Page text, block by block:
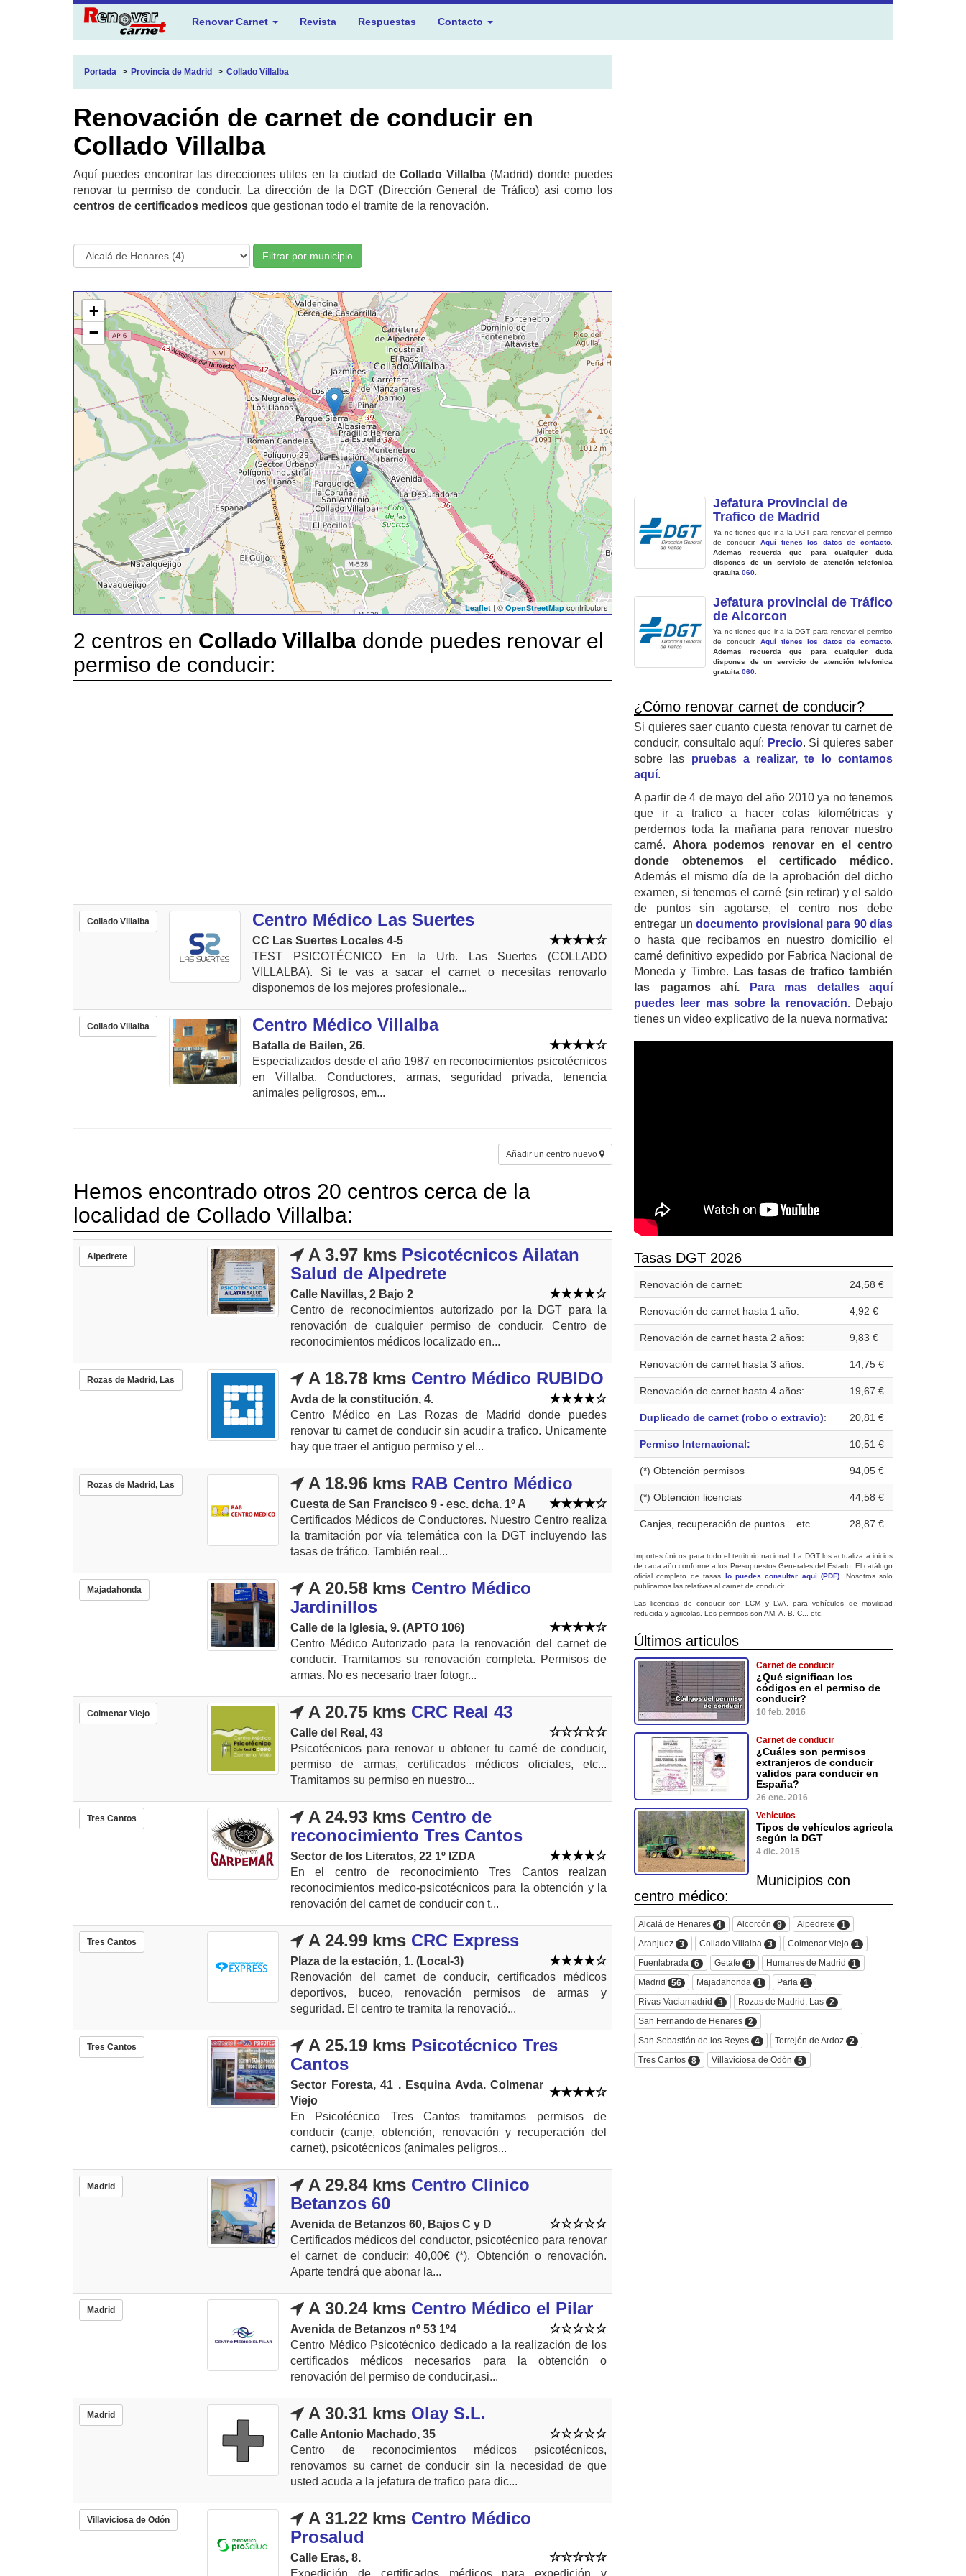
Renovar Carnet Revista Respuestas Contacto
Portada Provincia de Madrid Collado Villalba
Renovación de carnet de conducir en
Collado Villalba
Aquí puedes encontrar las direcciones utiles en la ciudad de Collado Villalba (Madrid) donde puedes
renovar tu permiso de conducir. La dirección de la DGT (Dirección General de Tráfico) asi como los
centros de certificados medicos que gestionan todo el tramite de la renovación.
Filtrar por municipio
+
−
Leaflet | © OpenStreetMap contributors
2 centros en Collado Villalba donde puedes renovar el
permiso de conducir:
Collado Villalba Centro Médico Las Suertes
CC Las Suertes Locales 4-5
TEST PSICOTÉCNICO En la Urb. Las Suertes (COLLADO
VILLALBA). Si te vas a sacar el carnet o necesitas renovarlo
disponemos de los mejores profesionale...
Collado Villalba Centro Médico Villalba
Batalla de Bailen, 26.
Especializados desde el año 1987 en reconocimientos psicotécnicos
en Villalba. Conductores, armas, seguridad privada, tenencia
animales peligrosos, em...
Añadir un centro nuevo
Hemos encontrado otros 20 centros cerca de la
localidad de Collado Villalba:
Alpedrete A 3.97 kms Psicotécnicos Ailatan
Salud de Alpedrete
Calle Navillas, 2 Bajo 2
Centro de reconocimientos autorizado por la DGT para la
renovación de cualquier permiso de conducir. Centro de
reconocimientos médicos localizado en...
Rozas de Madrid, Las A 18.78 kms Centro Médico RUBIDO
Avda de la constitución, 4.
Centro Médico en Las Rozas de Madrid donde puedes
renovar tu carnet de conducir sin acudir a trafico. Unicamente
hay que traer el antiguo permiso y el...
Rozas de Madrid, Las A 18.96 kms RAB Centro Médico
Cuesta de San Francisco 9 - esc. dcha. 1º A
Certificados Médicos de Conductores. Nuestro Centro realiza
la tramitación por vía telemática con la DGT incluyendo las
tasas de tráfico. También real...
Majadahonda A 20.58 kms Centro Médico
Jardinillos
Calle de la Iglesia, 9. (APTO 106)
Centro Médico Autorizado para la renovación del carnet de
conducir. Tramitamos su renovación completa. Permisos de
armas. No es necesario traer fotogr...
Colmenar Viejo A 20.75 kms CRC Real 43
Calle del Real, 43
Psicotécnicos para renovar u obtener tu carné de conducir,
permiso de armas, certificados médicos oficiales, etc...
Tramitamos su permiso en nuestro...
Tres Cantos A 24.93 kms Centro de
reconocimiento Tres Cantos
Sector de los Literatos, 22 1º IZDA
En el centro de reconocimiento Tres Cantos realzan
reconocimientos medico-psicotécnicos para la obtención y la
renovación del carnet de conducir con t...
Tres Cantos A 24.99 kms CRC Express
Plaza de la estación, 1. (Local-3)
Renovación del carnet de conducir, certificados médicos
deportivos, buceo, renovación permisos de armas y
seguridad. El centro te tramita la renovació...
Tres Cantos A 25.19 kms Psicotécnico Tres
Cantos
Sector Foresta, 41 . Esquina Avda. Colmenar
Viejo
En Psicotécnico Tres Cantos tramitamos permisos de
conducir (canje, obtención, renovación y recuperación del
carnet), psicotécnicos (animales peligros...
Madrid A 29.84 kms Centro Clinico
Betanzos 60
Avenida de Betanzos 60, Bajos C y D
Certificados médicos del conductor, psicotécnico para renovar
el carnet de conducir: 40,00€ (*). Obtención o renovación.
Aparte tendrá que abonar la...
Madrid A 30.24 kms Centro Médico el Pilar
Avenida de Betanzos nº 53 1º4
Centro Médico Psicotécnico dedicado a la realización de los
certificados médicos necesarios para la obtención o
renovación del permiso de conducir,asi...
Madrid A 30.31 kms Olay S.L.
Calle Antonio Machado, 35
Centro de reconocimientos médicos psicotécnicos,
renovamos su carnet de conducir sin la necesidad de que
usted acuda a la jefatura de trafico para dic...
Villaviciosa de Odón A 31.22 kms Centro Médico
Prosalud
Calle Eras, 8.
Expedición de certificados médicos para expedición y
Jefatura Provincial de
Trafico de Madrid
Ya no tienes que ir a la DGT para renovar el permiso
de conducir.Aquí tienes los datos de contacto
Ademas recuerda que para cualquier duda
dispones de un servicio de atención telefonica
gratuita 060
Jefatura provincial de Tráfico
de Alcorcon
Ya no tienes que ir a la DGT para renovar el permiso
de conducir.Aquí tienes los datos de contacto
Ademas recuerda que para cualquier duda
dispones de un servicio de atención telefonica
gratuita 060
¿Cómo renovar carnet de conducir?
Si quieres saer cuanto cuesta renovar tu carnet de
conducir, consultalo aquí: Precio. Si quieres saber
sobre las pruebas a realizar, te lo contamos
aquí.
A partir de 4 de mayo del año 2010 ya no tenemos
que ir a trafico a hacer colas kilométricas y
perdernos toda la mañana para renovar nuestro
carné. Ahora podemos renovar en el centro
donde obtenemos el certificado médico.
Además el mismo día de la aprobación del dicho
examen, si tenemos el carné (sin retirar) y el saldo
de puntos sin agotarse, el centro nos debe
entregar un documento provisional para 90 días
o hasta que recibamos en nuestro domicilio el
carné definitivo expedido por Fabrica Nacional de
Moneda y Timbre. Las tasas de trafico también
las pagamos ahí.
Para mas detalles aquí
puedes leer mas sobre la renovación.Debajo
tienes un video explicativo de la nueva normativa:
Tasas DGT 2026
Renovación de carnet: 24,58 €
Renovación de carnet hasta 1 año: 4,92 €
Renovación de carnet hasta 2 años: 9,83 €
Renovación de carnet hasta 3 años: 14,75 €
Renovación de carnet hasta 4 años: 19,67 €
Duplicado de carnet (robo o extravio): 20,81 €
Permiso Internacional: 10,51 €
(*) Obtención permisos 94,05 €
(*) Obtención licencias 44,58 €
Canjes, recuperación de puntos... etc. 28,87 €
Importes únicos para todo el territorio nacional. La DGT los actualiza a inicios
de cada año conforme a los Presupuestos Generales del Estado. El catálogo
oficial completo de tasas lo puedes consultar aquí (PDF) . Nosotros solo
publicamos las relativas al carnet de conducir.
Las licencias de conducir son LCM y LVA, para vehículos de movilidad
reducida y agricolas. Los permisos son AM, A, B, C... etc.
Últimos articulos
Carnet de conducir
¿Qué significan los
códigos en el permiso de
conducir?
10 feb. 2016
Carnet de conducir
¿Cuáles son permisos
extranjeros de conducir
validos para conducir en
España?
26 ene. 2016
Vehículos
Tipos de vehículos agricola
según la DGT
4 dic. 2015
Municipios con
centro médico:
Alcalá de Henares 4 Alcorcón 9 Alpedrete
1
Aranjuez 3 Collado Villalba 3 Colmenar Viejo 1
Fuenlabrada
6 Getafe 4 Humanes de Madrid
1
Madrid
56 Majadahonda 1 Parla
1
Rivas-Vaciamadrid
3 Rozas de Madrid, Las 2
San Fernando de Henares 2
San Sebastián de los Reyes 4 Torrejón de Ardoz 2
Tres Cantos 8 Villaviciosa de Odón 5